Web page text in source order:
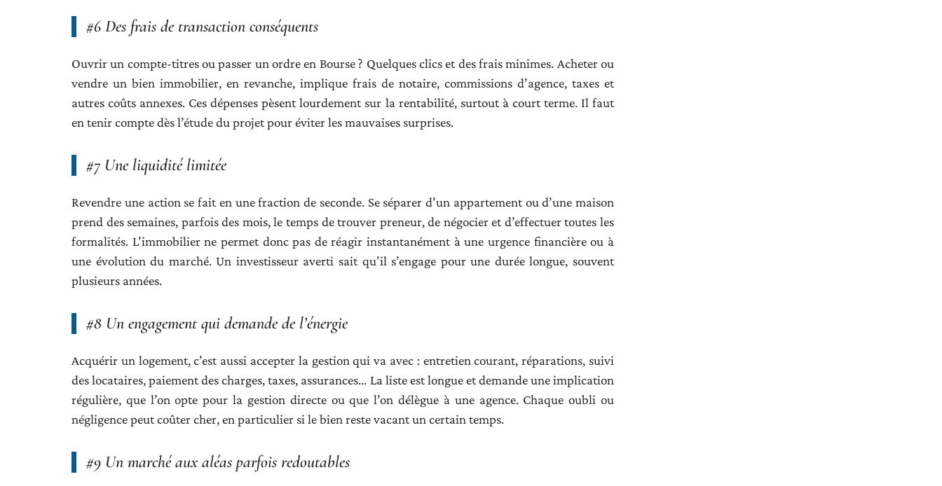
#6 Des frais de transaction conséquents
Ouvrir un compte-titres ou passer un ordre en Bourse ? Quelques clics et des frais minimes. Acheter ou
vendre un bien immobilier, en revanche, implique frais de notaire, commissions d’agence, taxes et
autres coûts annexes. Ces dépenses pèsent lourdement sur la rentabilité, surtout à court terme. Il faut
en tenir compte dès l’étude du projet pour éviter les mauvaises surprises.
#7 Une liquidité limitée
Revendre une action se fait en une fraction de seconde. Se séparer d’un appartement ou d’une maison
prend des semaines, parfois des mois, le temps de trouver preneur, de négocier et d’effectuer toutes les
formalités. L’immobilier ne permet donc pas de réagir instantanément à une urgence financière ou à
une évolution du marché. Un investisseur averti sait qu’il s’engage pour une durée longue, souvent
plusieurs années.
#8 Un engagement qui demande de l’énergie
Acquérir un logement, c’est aussi accepter la gestion qui va avec : entretien courant, réparations, suivi
des locataires, paiement des charges, taxes, assurances… La liste est longue et demande une implication
régulière, que l’on opte pour la gestion directe ou que l’on délègue à une agence. Chaque oubli ou
négligence peut coûter cher, en particulier si le bien reste vacant un certain temps.
#9 Un marché aux aléas parfois redoutables